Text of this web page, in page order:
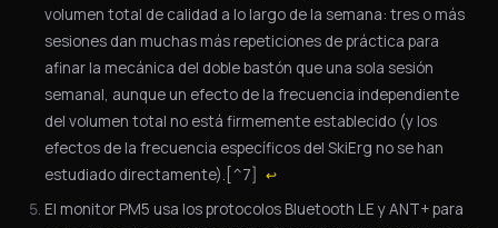
volumen total de calidad a lo largo de la semana: tres o más
sesiones dan muchas más repeticiones de práctica para
afinar la mecánica del doble bastón que una sola sesión
semanal, aunque un efecto de la frecuencia independiente
del volumen total no está firmemente establecido (y los
efectos de la frecuencia específicos del SkiErg no se han
estudiado directamente).[^7]
↩
El monitor PM5 usa los protocolos Bluetooth LE y ANT+ para